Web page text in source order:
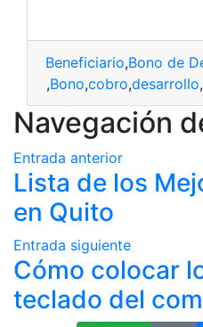
Beneficiario,Bono de
,Bono,cobro,desarrollo,
Navegación
Entrada anterior
Lista de los
en Quito
Entrada siguiente
Cómo colocar
teclado del